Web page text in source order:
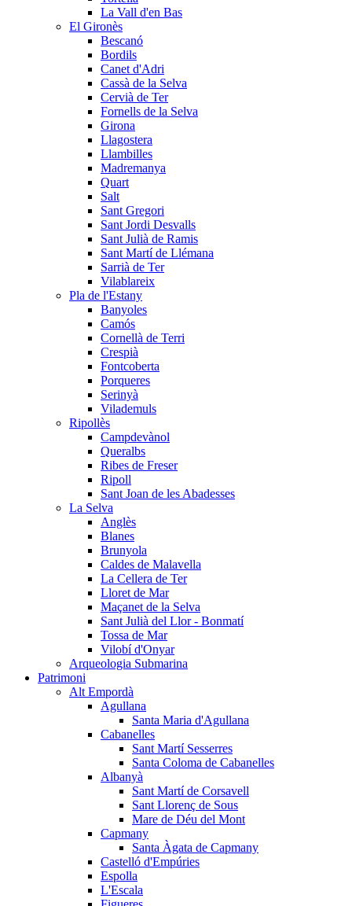
La Vall d'en Bas
El Gironès
Bescanó
Bordils
Canet d'Adri
Cassà de la Selva
Cervià de Ter
Fornells de la Selva
Girona
Llagostera
Llambilles
Madremanya
Quart
Salt
Sant Gregori
Sant Jordi Desvalls
Sant Julià de Ramis
Sant Martí de Llémana
Sarrià de Ter
Vilablareix
Pla de l'Estany
Banyoles
Camós
Cornellà de Terri
Crespià
Fontcoberta
Porqueres
Serinyà
Vilademuls
Ripollès
Campdevànol
Queralbs
Ribes de Freser
Ripoll
Sant Joan de les Abadesses
La Selva
Anglès
Blanes
Brunyola
Caldes de Malavella
La Cellera de Ter
Lloret de Mar
Maçanet de la Selva
Sant Julià del Llor - Bonmatí
Tossa de Mar
Vilobí d'Onyar
Arqueologia Submarina
Patrimoni
Alt Empordà
Agullana
Santa Maria d'Agullana
Cabanelles
Sant Martí Sesserres
Santa Coloma de Cabanelles
Albanyà
Sant Martí de Corsavell
Sant Llorenç de Sous
Mare de Déu del Mont
Capmany
Santa Àgata de Capmany
Castelló d'Empúries
Espolla
L'Escala